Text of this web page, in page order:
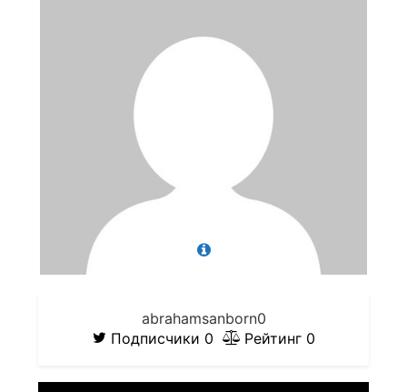
abrahamsanborn0
Подписчики 0 Рейтинг 0